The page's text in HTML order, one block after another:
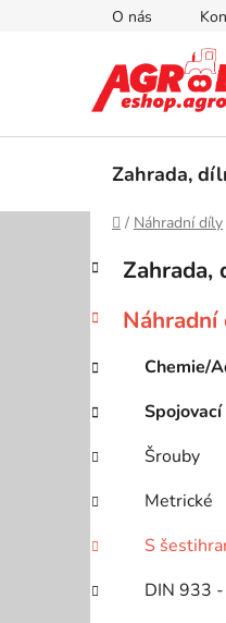
O nás
Zahrada,
Domů
/ Náhradní díly
P
s
r
a
n
n
p
a
e
Přeskočit
kategorie
K
a
e
o
i
e
Zahrada,
Chemie/
Šrouby
Metrické
S
DIN 933